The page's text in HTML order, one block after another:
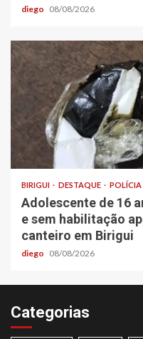
diego 08/08/2026
BIRIGUI DESTAQUE POLÍCIA
Adolescente de 16
e sem habilitação
canteiro em Birigui
diego 08/08/2026
Categorias